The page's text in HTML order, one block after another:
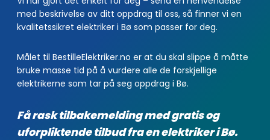
med beskrivelse av ditt oppdrag til oss, så finner vi en
kvalitetssikret elektriker i Bø som passer for deg.
Målet til BestilleElektriker.no er at du skal slippe å måtte
bruke masse tid på å vurdere alle de forskjellige
elektrikerne som tar på seg oppdrag i Bø.
Få rask tilbakemelding med gratis og
uforpliktende tilbud fra en elektriker i Bø.